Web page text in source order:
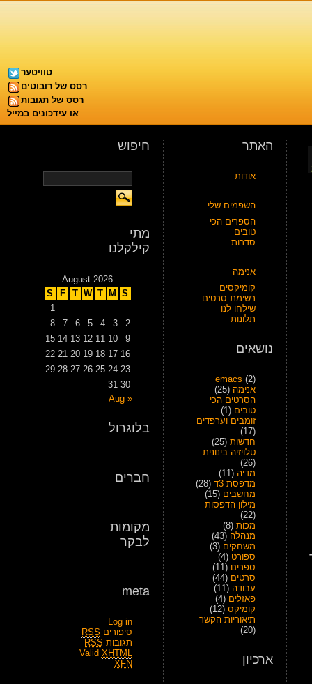
טוויטער
רסס של רובוטים
רסס של תגובות
או עידכונים במייל
האתר
אודות
השפמים שלי
הספרים הכי
טובים
סדרות
אנימה
קומיקסים
רשימת סרטים
שילחו לנו
תלונות
נושאים
emacs (2)
אנימה (25)
הסרטים הכי
טובים (1)
זומבים וערפדים
(17)
חדשות (25)
טלויזיה בינונית
(26)
מדיה (11)
מדפסת 3ד
(28)
מחשבים (15)
מילון הדפסות
(22)
מכות (8)
מנהלה (43)
משחקים (3)
ספורט (4)
ספרים (11)
סרטים (44)
עבודה (11)
פאזלים (4)
קומיקס (12)
תיאוריות הקשר
(20)
ארכיון
חיפוש
מתי
קילקלנו
August 2026
S
M
T
W
T
F
S
1
2
3
4
5
6
7
8
9
10
11
12
13
14
15
16
17
18
19
20
21
22
23
24
25
26
27
28
29
30
31
« Aug
בלוגרול
חברים
מקומות
לבקר
meta
Log in
סיפורים RSS
תגובות RSS
Valid XHTML
XFN